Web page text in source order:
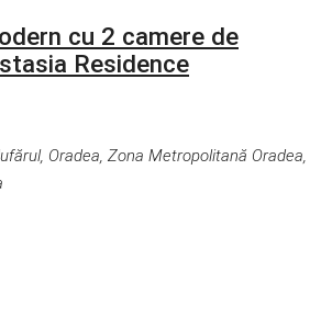
cu 2 camere de
Residence
Oradea, Zona Metropolitană Oradea,